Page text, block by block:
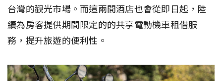
台灣的觀光市場。而這兩間酒店也會從即日起，陸
續為房客提供期間限定的的共享電動機車租借服
務，提升旅遊的便利性。